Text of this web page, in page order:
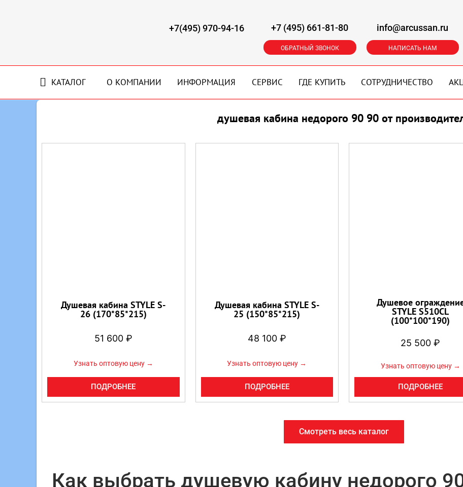
+7(495) 970-94-16 +7 (495) 661-81-80
ОБРАТНЫЙ ЗВОНОК
info@arcussan.ru
НАПИСАТЬ НАМ
КАТАЛОГ О КОМПАНИИ ИНФОРМАЦИЯ СЕРВИС ГДЕ КУПИТЬ СОТРУДНИЧЕСТВО
душевая кабина недорого 90 90 от
Душевая кабина STYLE S-
26 (170*85*215)
51 600 ₽
Узнать оптовую цену →
ПОДРОБНЕЕ
Душевая кабина STYLE S-
25 (150*85*215)
48 100 ₽
Узнать оптовую цену →
ПОДРОБНЕЕ
Душевое
STYLE S510CL
(100*100*190)
25 500₽
Узнать оптовую цену →
ПОДРОБНЕЕ
Смотреть весь каталог
Как выбрать душевую кабину недорого